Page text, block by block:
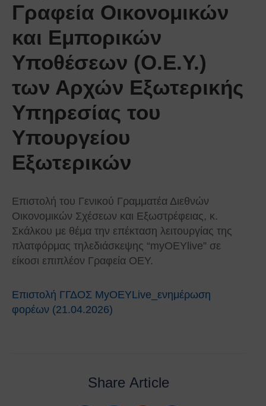
Γραφεία Οικονομικών
και Εμπορικών
Υποθέσεων (Ο.Ε.Υ.)
των Αρχών Εξωτερικής
Υπηρεσίας του
Υπουργείου
Εξωτερικών
Επιστολή του Γενικού Γραμματέα Διεθνών
Οικονομικών Σχέσεων και Εξωστρέφειας, κ.
Σκάλκου με θέμα την επέκταση λειτουργίας της
πλατφόρμας τηλεδιάσκεψης “myOEYlive” σε
είκοσι επιπλέον Γραφεία ΟΕΥ.
Επιστολή ΓΓΔΟΣ MyOEYLive_ενημέρωση
φορέων (21.04.2026)
Share Article